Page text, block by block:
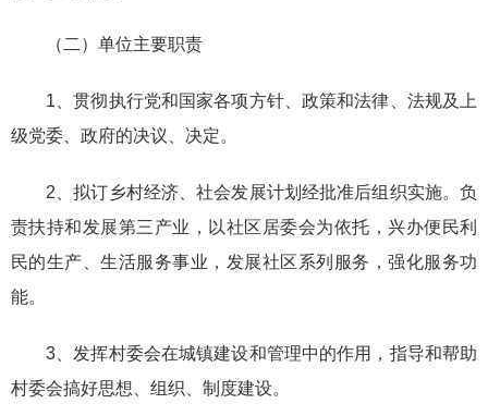
（二）单位主要职责
1、贯彻执行党和国家各项方针、政策和法律、法规及上
级党委、政府的决议、决定。
2、拟订乡村经济、社会发展计划经批准后组织实施。负
责扶持和发展第三产业，以社区居委会为依托，兴办便民利
民的生产、生活服务事业，发展社区系列服务，强化服务功
能。
3、发挥村委会在城镇建设和管理中的作用，指导和帮助
村委会搞好思想、组织、制度建设。